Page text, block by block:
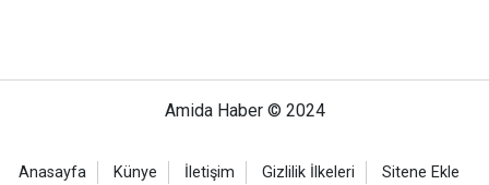
Amida Haber © 2024
Anasayfa Künye İletişim Gizlilik İlkeleri Sitene Ekle